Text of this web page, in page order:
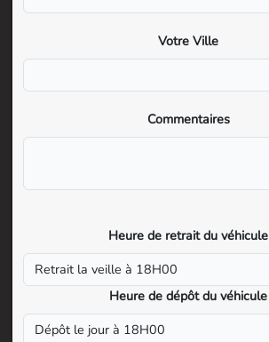
Votre Ville
Commentaires
Heure de retrait du véhicule
Heure de dépôt du véhicule